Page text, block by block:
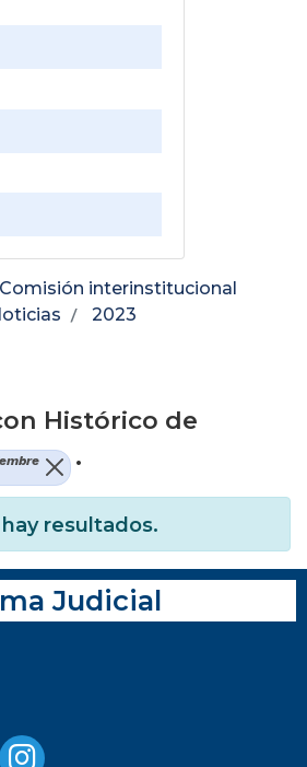
Comisión interinstitucional
2023
ventana)
Histórico de
.
resultados.
Judicial